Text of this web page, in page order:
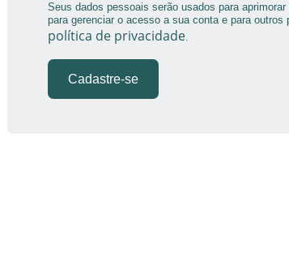
Seus dados pessoais serão usados para
para gerenciar o acesso a sua conta e para
política de privacidade.
Cadastre-se